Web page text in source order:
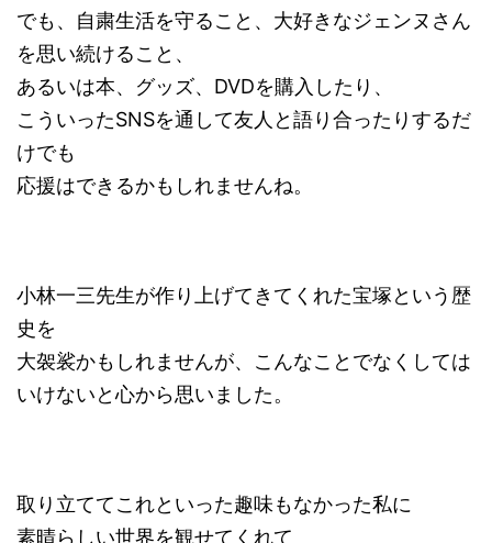
でも、自粛生活を守ること、大好きなジェンヌさん
を思い続けること、
あるいは本、グッズ、DVDを購入したり、
こういったSNSを通して友人と語り合ったりするだ
けでも
応援はできるかもしれませんね。
小林一三先生が作り上げてきてくれた宝塚という歴
史を
大袈裟かもしれませんが、こんなことでなくしては
いけないと心から思いました。
取り立ててこれといった趣味もなかった私に
素晴らしい世界を観せてくれて